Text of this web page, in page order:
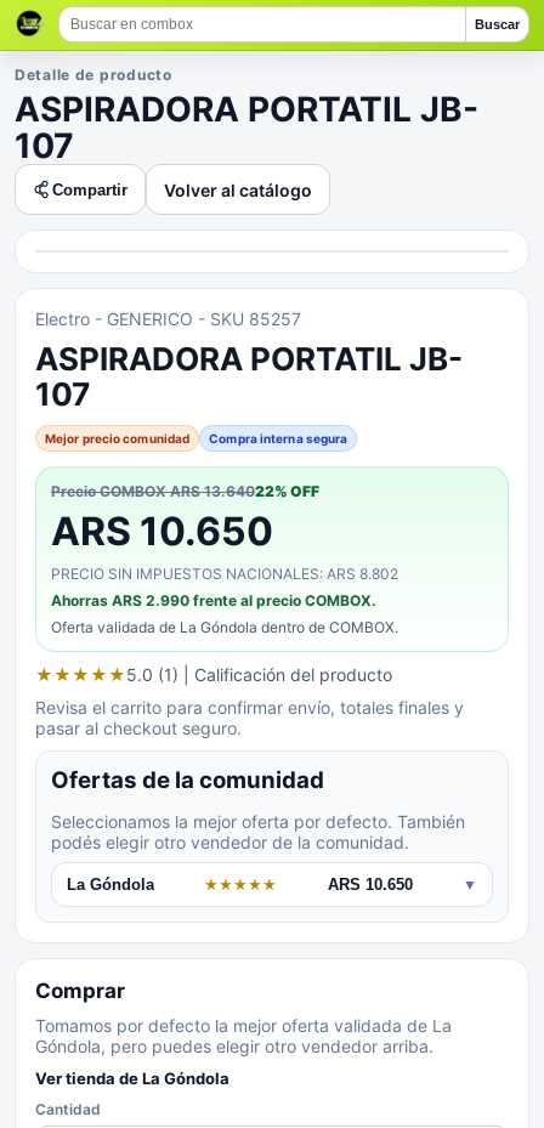
Buscar
Detalle de producto
ASPIRADORA PORTATIL JB-
107
Compartir Volver al catálogo
Electro - GENERICO - SKU 85257
ASPIRADORA PORTATIL JB-
107
Mejor precio comunidad Compra interna segura
Precio COMBOXARS 13.64022% OFF
ARS 10.650
PRECIO SIN IMPUESTOS NACIONALES: ARS 8.802
Ahorras ARS 2.990 frente al precio COMBOX.
Oferta validada de La Góndola dentro de COMBOX.
★★★★★5.0 (1) | Calificación del producto
Revisa el carrito para confirmar envío, totales finales y
pasar al checkout seguro.
Ofertas de la comunidad
Seleccionamos la mejor oferta por defecto. También
podés elegir otro vendedor de la comunidad.
La Góndola ★★★★★ ARS 10.650 ▼
Comprar
Tomamos por defecto la mejor oferta validada de La
Góndola, pero puedes elegir otro vendedor arriba.
Ver tienda deLa Góndola
Cantidad